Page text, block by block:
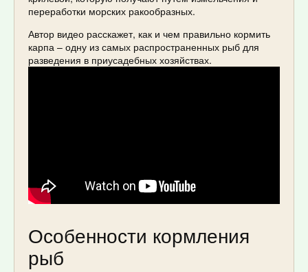
переработки морских ракообразных.
Автор видео расскажет, как и чем правильно кормить
карпа – одну из самых распространенных рыб для
разведения в приусадебных хозяйствах.
Особенности кормления
рыб